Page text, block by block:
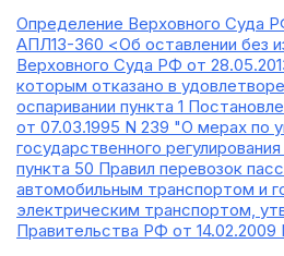
Определение Верховного Суда
АПЛ13-360 <Об оставлении без
Верховного Суда РФ от
которым отказано в
оспаривании пункта 1
от 07.03.1995 N 239 "О мерах по
государственного
пункта 50 Правил перевозок
автомобильным транспортом и
электрическим транспортом,
Правительства РФ от 14.02.2009